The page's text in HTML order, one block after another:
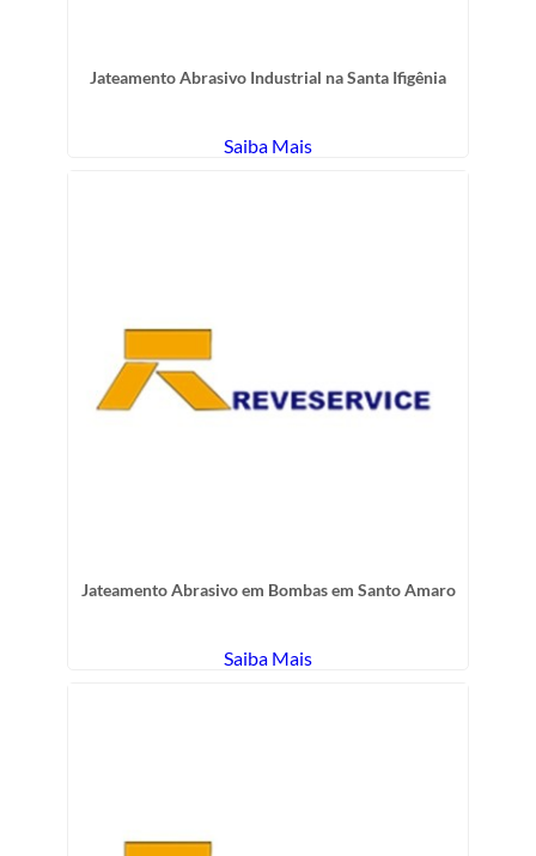
Jateamento Abrasivo Industrial na Santa Ifigênia
Saiba Mais
Jateamento Abrasivo em Bombas em Santo Amaro
Saiba Mais